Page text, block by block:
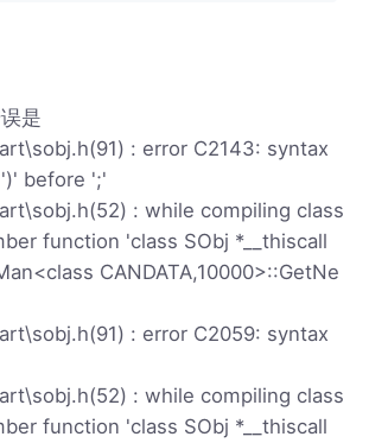
是
: error C2143: syntax
before ';'
: while compiling class
function 'class SObj *__thiscall
CANDATA,10000>::GetNe
: error C2059: syntax
: while compiling class
function 'class SObj *__thiscall